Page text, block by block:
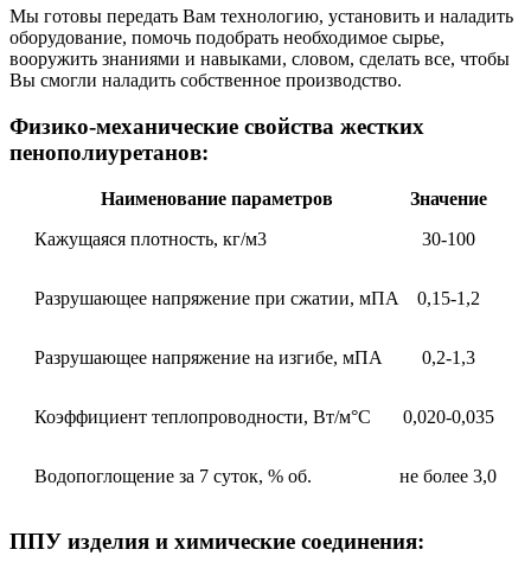
Мы готовы передать Вам технологию, установить и наладить
оборудование, помочь подобрать необходимое сырье,
вооружить знаниями и навыками, словом, сделать все, чтобы
Вы смогли наладить собственное производство.
Физико-механические свойства жестких
пенополиуретанов:
Наименование параметров
Значение
Кажущаяся плотность, кг/м3
30-100
Разрушающее напряжение при сжатии, мПА 0,15-1,2
Разрушающее напряжение на изгибе, мПА 0,2-1,3
Коэффициент теплопроводности, Вт/м°С 0,020-0,035
Водопоглощение за 7 суток, % об. не более 3,0
ППУ изделия и химические соединения: